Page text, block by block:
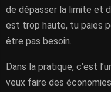
de dépasser la limite et
est trop haute, tu paies
être pas besoin.
Dans la pratique, c’est
veux faire des